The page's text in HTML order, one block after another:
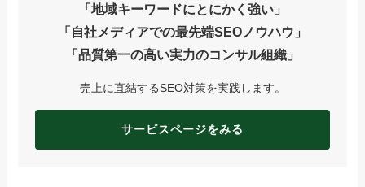
「地域キーワードにとにかく強い」
「自社メディアでの最先端SEOノウハウ」
「品質第一の高い実力のコンサル組織」
売上に直結するSEO対策を実践します。
サービスページをみる